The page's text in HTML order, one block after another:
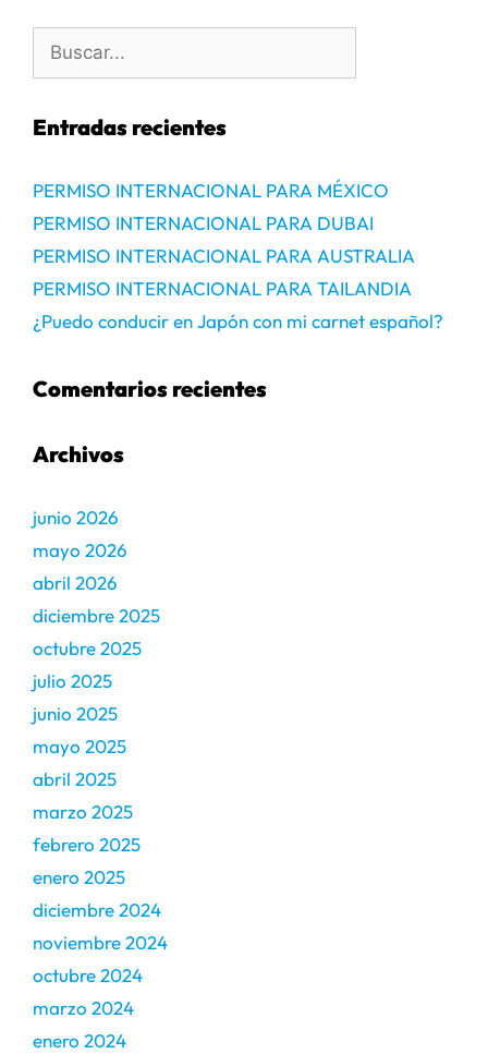
Entradas recientes
PERMISO INTERNACIONAL PARA MÉXICO
PERMISO INTERNACIONAL PARA DUBAI
PERMISO INTERNACIONAL PARA AUSTRALIA
PERMISO INTERNACIONAL PARA TAILANDIA
¿Puedo conducir en Japón con mi carnet español?
Comentarios recientes
Archivos
junio 2026
mayo 2026
abril 2026
diciembre 2025
octubre 2025
julio 2025
junio 2025
mayo 2025
abril 2025
marzo 2025
febrero 2025
enero 2025
diciembre 2024
noviembre 2024
octubre 2024
marzo 2024
enero 2024